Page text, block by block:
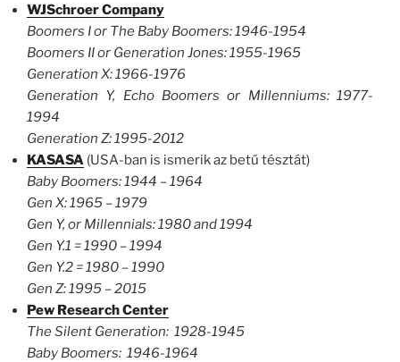
WJSchroer Company
Boomers I or The Baby Boomers: 1946-1954
Boomers II or Generation Jones: 1955-1965
Generation X: 1966-1976
Generation Y, Echo Boomers or Millenniums: 1977-
1994
Generation Z: 1995-2012
KASASA (USA-ban is ismerik az betű tésztát)
Baby Boomers: 1944 – 1964
Gen X: 1965 – 1979
Gen Y, or Millennials: 1980 and 1994
Gen Y.1 = 1990 – 1994
Gen Y.2 = 1980 – 1990
Gen Z: 1995 – 2015
Pew Research Center
The Silent Generation: 1928-1945
Baby Boomers: 1946-1964